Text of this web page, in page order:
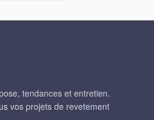
tendances et entretien.
vos projets de revetement